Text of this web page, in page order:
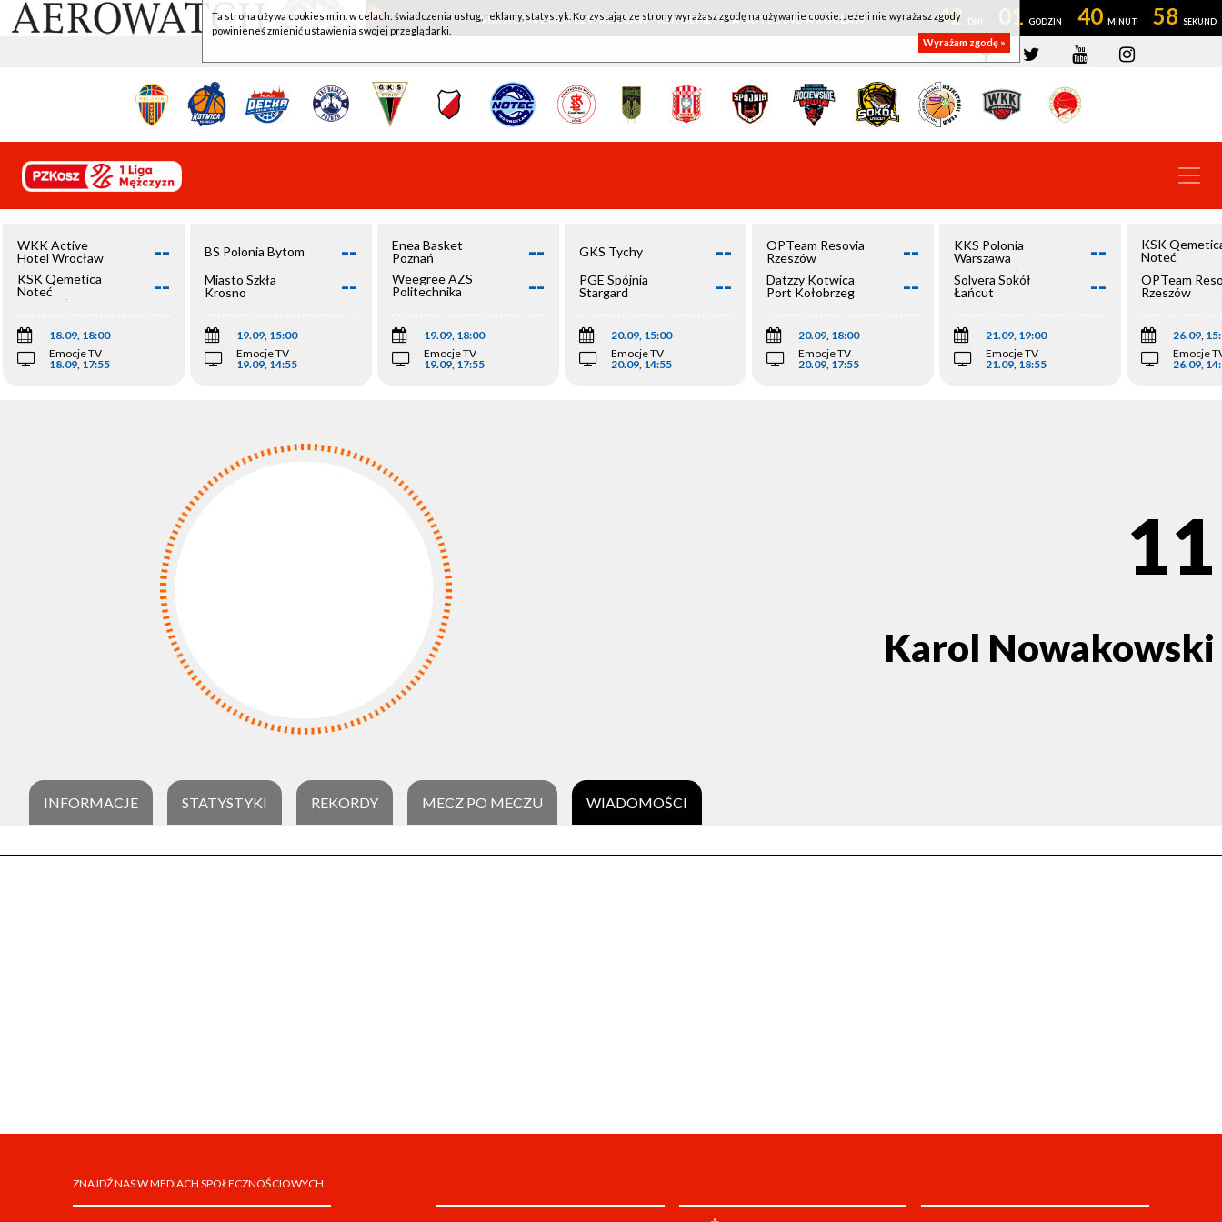
WKK ACTIVE HOTEL WROCŁAW - KSK QEMETICA NOTEĆ INOWROCŁAW 42 01 40 58
WKK Active
Hotel Wrocław
--
KSK Qemetica
Noteć
Inowrocław
--
18.09, 18:00
Emocje TV
18.09, 17:55
BS Polonia Bytom --
Miasto Szkła
Krosno
--
19.09, 15:00
Emocje TV
19.09, 14:55
Enea Basket
Poznań
--
Weegree AZS
Politechnika
--
19.09, 18:00
Emocje TV
19.09, 17:55
GKS Tychy --
PGE Spójnia
Stargard
--
20.09, 15:00
Emocje TV
20.09, 14:55
OPTeam Resovia
Rzeszów
--
Datzzy Kotwica
Port Kołobrzeg
--
20.09, 18:00
Emocje TV
20.09, 17:55
KKS Polonia
Warszawa
--
Solvera Sokół
Łańcut
--
21.09, 19:00
Emocje TV
21.09, 18:55
KSK
Noteć
Inowrocław
OPTeam
Rzeszów
26.09,
Emocje
26.09,
11
Karol Nowakowski
INFORMACJE STATYSTYKI REKORDY MECZ PO MECZU WIADOMOŚCI
ZNAJDŹ NAS W MEDIACH SPOŁECZNOŚCIOWYCH
Ta strona używa cookies m.in. w celach: świadczenia usług, reklamy, statystyk. Korzystając ze strony wyrażasz zgodę na używanie cookie. Jeżeli nie wyrażasz zgody
powinieneś zmienić ustawienia swojej przeglądarki.
Wyrażam zgodę »